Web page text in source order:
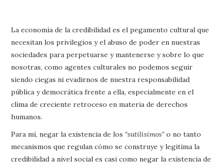
La economía de la credibilidad es el pegamento cultural que
necesitan los privilegios y el abuso de poder en nuestras
sociedades para perpetuarse y mantenerse y sobre lo que
nosotras, como agentes culturales no podemos seguir
siendo ciegas ni evadirnos de nuestra responsabilidad
pública y democrática frente a ella, especialmente en el
clima de creciente retroceso en materia de derechos
humanos.
Para mí, negar la existencia de los “sutilísimos” o no tanto
mecanismos que regulan cómo se construye y legitima la
credibilidad a nivel social es casi como negar la existencia de